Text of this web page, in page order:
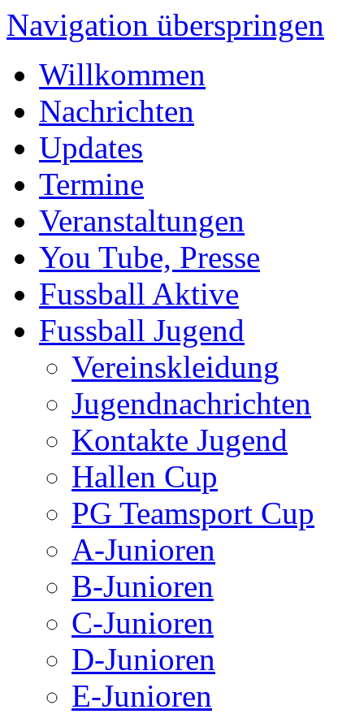
Navigation überspringen
Willkommen
Nachrichten
Updates
Termine
Veranstaltungen
You Tube, Presse
Fussball Aktive
Fussball Jugend
Vereinskleidung
Jugendnachrichten
Kontakte Jugend
Hallen Cup
PG Teamsport Cup
A-Junioren
B-Junioren
C-Junioren
D-Junioren
E-Junioren